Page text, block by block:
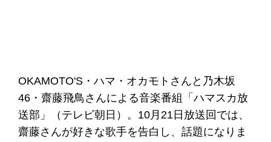
OKAMOTO'S・ハマ・オカモトさんと乃木坂
46・齋藤飛鳥さんによる音楽番組「ハマスカ放
送部」（テレビ朝日）。10月21日放送回では、
齋藤さんが好きな歌手を告白し、話題になりま